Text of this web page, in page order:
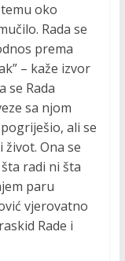
oko
Rada se
prema
– kaže izvor
se Rada
sa njom
ali se
život. Ona se
radi ni šta
paru
vjerovatno
Rade i